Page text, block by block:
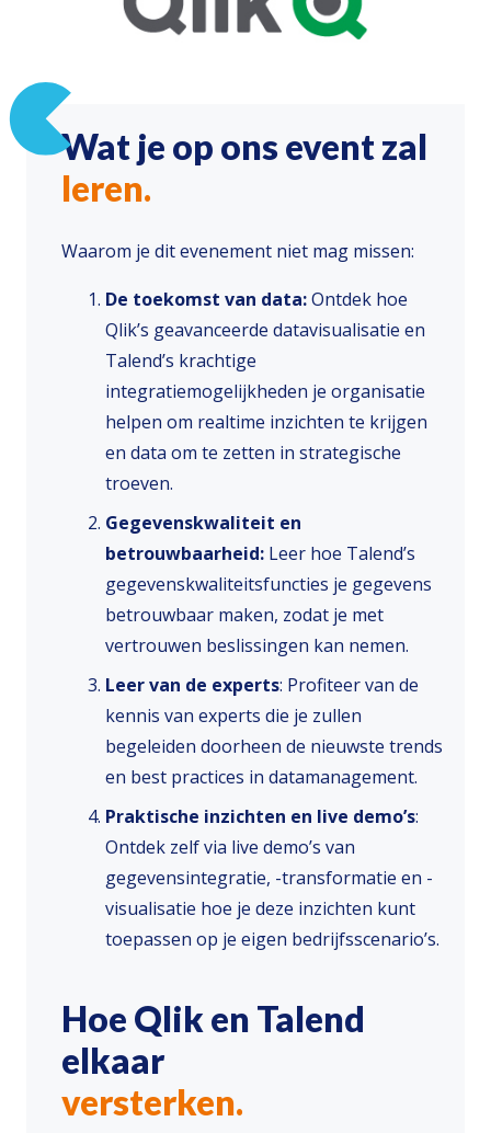
Wat je op ons event zal
leren.
Waarom je dit evenement niet mag missen:
De toekomst van data:Ontdek hoe
Qlik’s geavanceerde datavisualisatie en
Talend’s krachtige
integratiemogelijkheden je organisatie
helpen om realtime inzichten te krijgen
en data om te zetten in strategische
troeven.
Gegevenskwaliteit en
betrouwbaarheid: Leer hoe Talend’s
gegevenskwaliteitsfuncties je gegevens
betrouwbaar maken, zodat je met
vertrouwen beslissingen kan nemen.
Leer van de experts: Profiteer van de
kennis van experts die je zullen
begeleiden doorheen de nieuwste trends
en best practices in datamanagement.
Praktische inzichten en live demo’s:
Ontdek zelf via live demo’s van
gegevensintegratie, -transformatie en -
visualisatie hoe je deze inzichten kunt
toepassen op je eigen bedrijfsscenario’s.
Hoe Qlik en Talend
elkaar
versterken.